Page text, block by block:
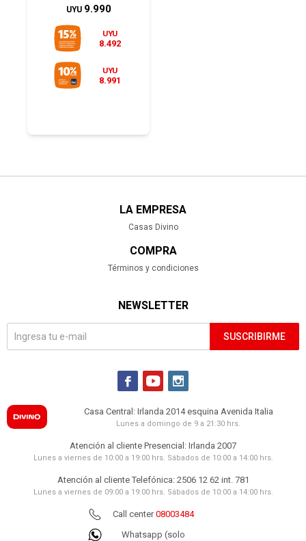
UYU 9.990
UYU
8.492
UYU
8.991
LA EMPRESA
Casas Divino
COMPRA
Términos y condiciones
NEWSLETTER
SUSCRIBIRME
  
Casa Central: Irlanda 2014 esquina Avenida Italia
Lunes a domingo de 9 a 21:30 hrs.
Atención al cliente Presencial: Irlanda 2007
Lunes a viernes de 10:00 a 19:00 hrs. Sábados de 10:00 a 14:00 hrs.
Atención al cliente Telefónica: 2506 12 62 int. 781
Lunes a viernes de 09:00 a 19:00 hrs. Sábados de 10:00 a 14:00 hrs.
Call center08003484
Whatsapp (solo